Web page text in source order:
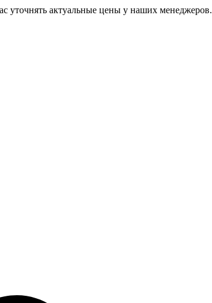
уточнять актуальные цены у наших менеджеров.